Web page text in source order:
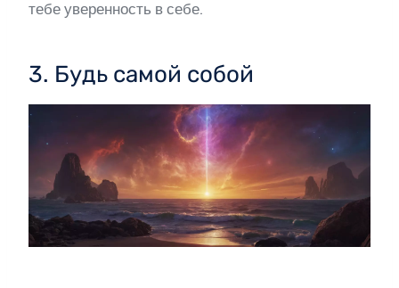
тебе уверенность в себе.
3. Будь самой собой